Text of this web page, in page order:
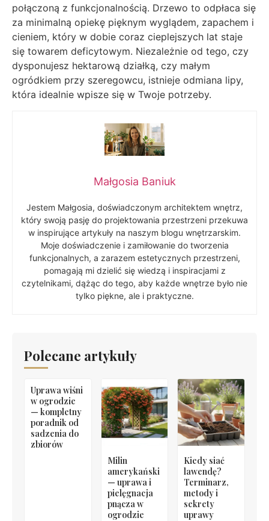
połączoną z funkcjonalnością. Drzewo to odpłaca się
za minimalną opiekę pięknym wyglądem, zapachem i
cieniem, który w dobie coraz cieplejszych lat staje
się towarem deficytowym. Niezależnie od tego, czy
dysponujesz hektarową działką, czy małym
ogródkiem przy szeregowcu, istnieje odmiana lipy,
która idealnie wpisze się w Twoje potrzeby.
Małgosia Baniuk
Jestem Małgosia, doświadczonym architektem wnętrz,
który swoją pasję do projektowania przestrzeni przekuwa
w inspirujące artykuły na naszym blogu wnętrzarskim.
Moje doświadczenie i zamiłowanie do tworzenia
funkcjonalnych, a zarazem estetycznych przestrzeni,
pomagają mi dzielić się wiedzą i inspiracjami z
czytelnikami, dążąc do tego, aby każde wnętrze było nie
tylko piękne, ale i praktyczne.
Polecane artykuły
Uprawa wiśni
w ogrodzie
— kompletny
poradnik od
sadzenia do
zbiorów
Milin
amerykański
— uprawa i
pielęgnacja
pnącza w
ogrodzie
Kiedy siać
lawendę?
Terminarz,
metody i
sekrety
uprawy